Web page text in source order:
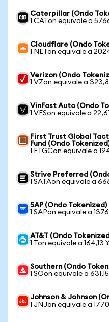
Caterpillar (Ondo
1 CATon equivale a
Cloudflare (Ondo
1 NETon equivale a
Verizon (Ondo
1 VZon equivale a
VinFast Auto (Ondo
1 VFSon equivale a
First Trust Global
Fund (Ondo
1 FTGCon equivale a
Strive Preferred
1 SATAon equivale a
SAP (Ondo Tokenized)
1 SAPon equivale a
AT&T (Ondo
1 Ton equivale a 164,13 ¥
Southern (Ondo
1 SOon equivale a
Johnson & Johnson
1 JNJon equivale a